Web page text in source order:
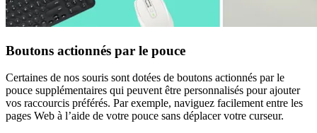
Boutons actionnés par le pouce
Certaines de nos souris sont dotées de boutons actionnés par le
pouce supplémentaires qui peuvent être personnalisés pour ajouter
vos raccourcis préférés. Par exemple, naviguez facilement entre les
pages Web à l’aide de votre pouce sans déplacer votre curseur.